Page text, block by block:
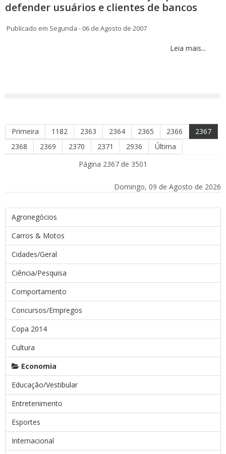
defender usuários e clientes de bancos
Publicado em Segunda - 06 de Agosto de 2007
Leia mais...
Primeira 1182 2363 2364 2365 2366
2367
2368
2369 2370 2371 2936
Última
Página 2367 de 3501
Domingo, 09 de Agosto de 2026
Agronegócios
Carros & Motos
Cidades/Geral
Ciência/Pesquisa
Comportamento
Concursos/Empregos
Copa 2014
Cultura
Economia
Educação/Vestibular
Entretenimento
Esportes
Internacional